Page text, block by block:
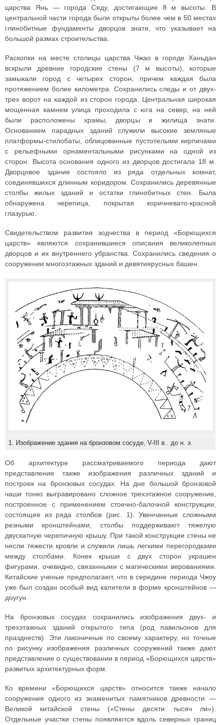
царства Янь — города Сяду, достигающие 8 м высоты. В
центральной части города были открыты более чем в 50 местах
глинобитные фундаменты дворцов знати, что указывает на
большой размах строительства.
Раскопки на месте столицы царства Чжао в городе Ханьдан
вскрыли древние городские стены (7 м высоты), которые
замыкали город с четырех сторон, причем каждая была
протяжением более километра. Сохранились следы и от двух-
трех ворот на каждой из сторон города. Центральная широкая
мощенная камнем улица проходила с юга на север, на ней
были расположены храмы, дворцы и жилища знати.
Основанием парадных зданий служили высокие земляные
платформы-стилобаты, облицованные пустотелыми кирпичами
с рельефными орнаментальными рисунками на одной из
сторон. Высота основания одного из дворцов достигала 18 м.
Дворцовое здание состояло из ряда отдельных комнат,
соединявшихся длинным коридором. Сохранились деревянные
столбы жилых зданий и остатки глинобитных стен. Была
обнаружена черепица, покрытая коричневато-красной
глазурью.
Свидетельством развития зодчества в период «Борющихся
царств» являются сохранившиеся описания великолепных
дворцов и их внутреннего убранства. Сохранились сведения о
сооружении многоэтажных зданий и девятиярусных башен.
1. Изображение здания на бронзовом сосуде, V-III в.. до н. э.
Об архитектуре рассматриваемого периода дают
представление также изображения различных зданий и
построек на бронзовых сосудах. На дне большой бронзовой
чаши тонко выгравировано сложное трехэтажное сооружение,
построенное с применением стоечно-балочной конструкции,
состоящее из ряда столбов (рис. 1). Увенчанные сложными
резными кронштейнами, столбы поддерживают тяжелую
двускатную черепичную крышу. При такой конструкции стены не
несли тяжести кровли и служили лишь легкими перегородками
между столбами. Конек крыши с двух сторон украшен
фигурами, очевидно, связанными с магическими верованиями.
Китайские ученые предполагают, что в середине периода Чжоу
уже был создан особый вид капители в форме кронштейнов —
доугун.
На бронзовых сосудах сохранились изображения двух- и
трехэтажных зданий открытого типа (род павильонов для
празднеств). Эти лаконичные по своему характеру, но точные
по рисунку изображения различных сооружений также дают
представление о существовании в период «Борющихся царств»
развитых архитектурных форм.
Ко времени «Борющихся царств» относится также начало
сооружения одного из знаменитых памятников древности —
Великой китайской стены («Стены десяти тысяч ли»).
Отдельные участки стены появляются вдоль северных границ